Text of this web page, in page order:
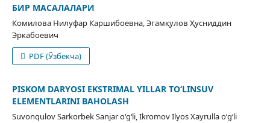
БИР МАСАЛАЛАРИ
Комилова Нилуфар Каршибоевна, Эгамқулов Ҳусниддин
Эркабоевич
PDF (Ўзбекча)
PISKOM DARYOSI EKSTRIMAL YILLAR TO‘LINSUV
ELEMENTLARINI BAHOLASH
Suvonqulov Sarkorbek Sanjar o‘g‘li, Ikromov Ilyos Xayrulla o‘g‘li